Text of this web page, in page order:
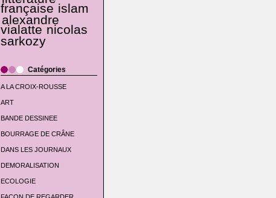
française islam
alexandre
vialatte nicolas
sarkozy
Catégories
A LA CROIX-ROUSSE
ART
BANDE DESSINEE
BOURRAGE DE CRÂNE
DANS LES JOURNAUX
DEMORALISATION
ECOLOGIE